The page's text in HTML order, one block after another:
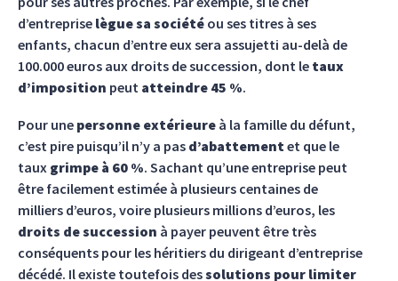
d’entreprise lègue sa société ou ses titres à ses
enfants, chacun d’entre eux sera assujetti au-delà de
100.000 euros aux droits de succession, dont le taux
d’imposition peut atteindre 45 %.
Pour une personne extérieure à la famille du défunt,
c’est pire puisqu’il n’y a pas d’abattementet que le
taux grimpe à 60 %. Sachant qu’une entreprise peut
être facilement estimée à plusieurs centaines de
milliers d’euros, voire plusieurs millions d’euros, les
droits de succession à payer peuvent être très
conséquents pour les héritiers du dirigeant d’entreprise
décédé. Il existe toutefois dessolutions pour limiter